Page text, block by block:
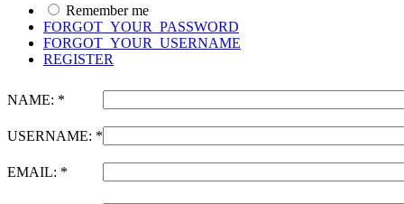
Remember me
FORGOT_YOUR_PASSWORD
FORGOT_YOUR_USERNAME
REGISTER
NAME: *
USERNAME: *
EMAIL: *